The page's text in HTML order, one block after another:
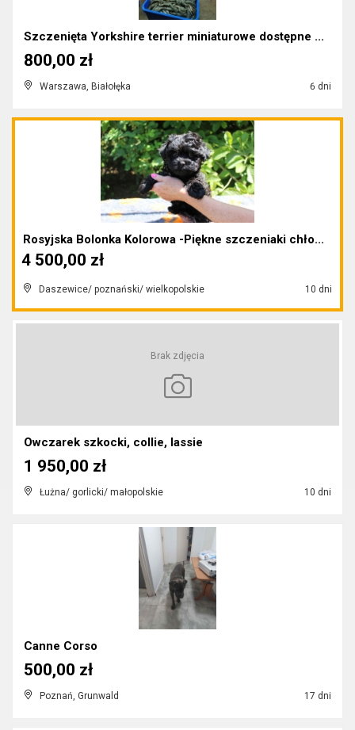
Szczenięta Yorkshire terrier miniaturowe dostępne ...
Warszawa, Białołęka 6 dni
800,00 zł
Rosyjska Bolonka Kolorowa -Piękne szczeniaki chło...
Daszewice/ poznański/ wielkopolskie 10 dni
4 500,00 zł
Brak zdjęcia
Owczarek szkocki, collie, lassie
Łużna/ gorlicki/ małopolskie 10 dni
1 950,00 zł
Canne Corso
Poznań, Grunwald 17 dni
500,00 zł